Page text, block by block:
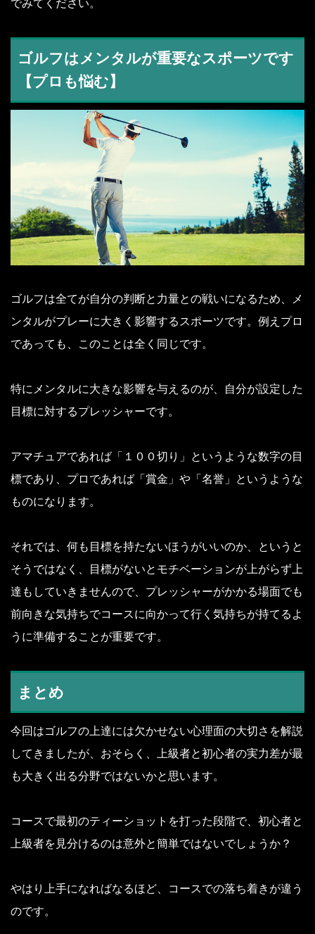
でみてください。
ゴルフはメンタルが重要なスポーツです
【プロも悩む】
ゴルフは全てが自分の判断と力量との戦いになるため、メ
ンタルがプレーに大きく影響するスポーツです。例えプロ
であっても、このことは全く同じです。
特にメンタルに大きな影響を与えるのが、自分が設定した
目標に対するプレッシャーです。
アマチュアであれば「１００切り」というような数字の目
標であり、プロであれば「賞金」や「名誉」というような
ものになります。
それでは、何も目標を持たないほうがいいのか、というと
そうではなく、目標がないとモチベーションが上がらず上
達もしていきませんので、プレッシャーがかかる場面でも
前向きな気持ちでコースに向かって行く気持ちが持てるよ
うに準備することが重要です。
まとめ
今回はゴルフの上達には欠かせない心理面の大切さを解説
してきましたが、おそらく、上級者と初心者の実力差が最
も大きく出る分野ではないかと思います。
コースで最初のティーショットを打った段階で、初心者と
上級者を見分けるのは意外と簡単ではないでしょうか？
やはり上手になればなるほど、コースでの落ち着きが違う
のです。